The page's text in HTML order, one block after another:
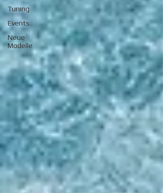
Tuning
Events
Neue
Modelle